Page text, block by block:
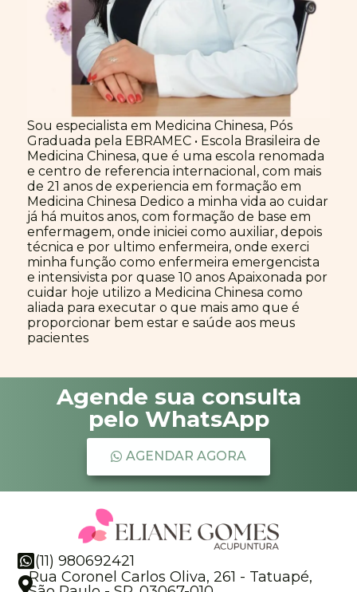
Sou especialista em Medicina Chinesa, Pós
Graduada pela EBRAMEC • Escola Brasileira de
Medicina Chinesa, que é uma escola renomada
e centro de referencia internacional, com mais
de 21 anos de experiencia em formação em
Medicina Chinesa Dedico a minha vida ao cuidar
já há muitos anos, com formação de base em
enfermagem, onde iniciei como auxiliar, depois
técnica e por ultimo enfermeira, onde exerci
minha função como enfermeira emergencista
e intensivista por quase 10 anos Apaixonada por
cuidar hoje utilizo a Medicina Chinesa como
aliada para executar o que mais amo que é
proporcionar bem estar e saúde aos meus
pacientes
Agende sua consulta
pelo WhatsApp
AGENDAR AGORA
(11) 980692421
Rua Coronel Carlos Oliva, 261 - Tatuapé,